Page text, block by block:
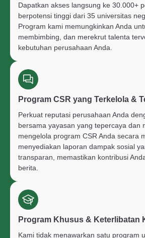
Dapatkan akses langsung ke 30.000+
berpotensi tinggi dari 35 universitas
Program kami memungkinkan Anda
membimbing, dan merekrut talenta
kebutuhan perusahaan Anda.
Program CSR yang Terkelola &
Perkuat reputasi perusahaan Anda
bersama yayasan yang tepercaya dan
mengelola program CSR Anda secara
menyediakan laporan dampak sosial
transparan, memastikan kontribusi
berita.
Program Khusus & Keterlibatan
Kami tidak menawarkan satu program